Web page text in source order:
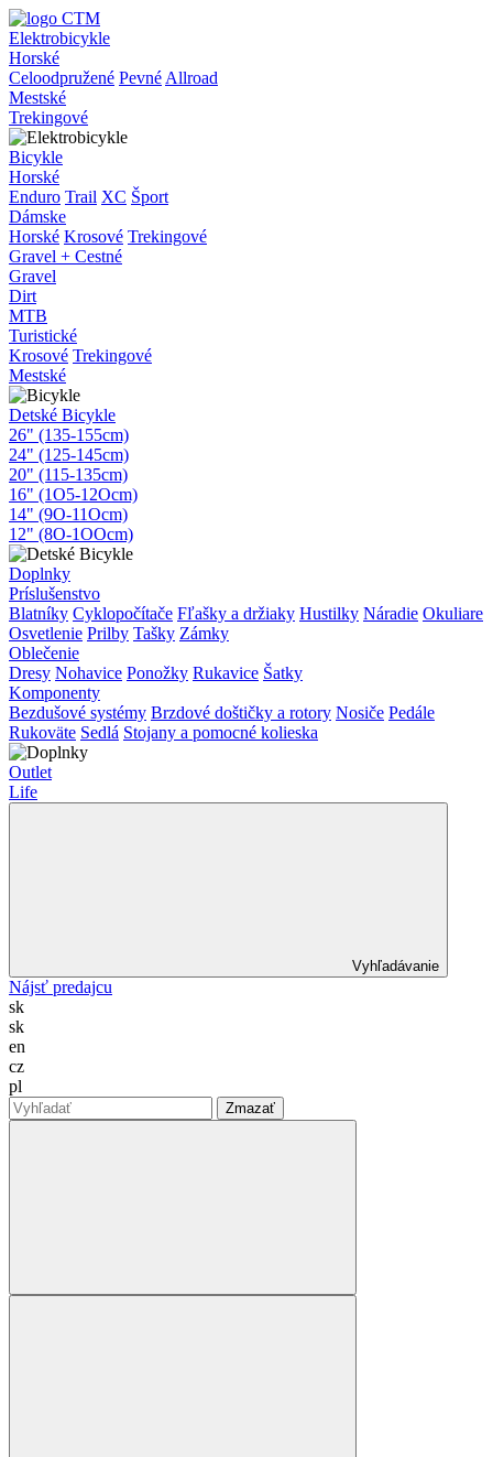
Elektrobicykle
Horské
Celoodpružené Pevné Allroad
Mestské
Trekingové
Bicykle
Horské
Enduro Trail XC Šport
Dámske
Horské Krosové Trekingové
Gravel + Cestné
Gravel
Dirt
MTB
Turistické
Krosové Trekingové
Mestské
Detské Bicykle
26" (135-155cm)
24" (125-145cm)
20" (115-135cm)
16" (1O5-12Ocm)
14" (9O-11Ocm)
12" (8O-1OOcm)
Doplnky
Príslušenstvo
Blatníky Cyklopočítače Fľašky a držiaky Hustilky Náradie Okuliare
Osvetlenie Prilby Tašky Zámky
Oblečenie
Dresy Nohavice Ponožky Rukavice Šatky
Komponenty
Bezdušové systémy Brzdové doštičky a rotory Nosiče Pedále
Rukoväte Sedlá Stojany a pomocné kolieska
Outlet
Life
Vyhľadávanie
Nájsť predajcu
sk
sk
en
cz
pl
Zmazať